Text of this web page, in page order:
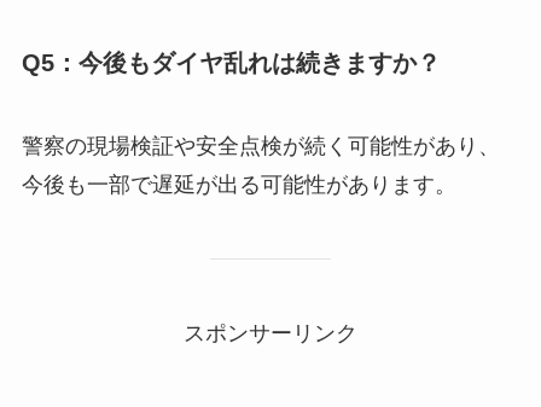
Q5：今後もダイヤ乱れは続きますか？
警察の現場検証や安全点検が続く可能性があり、
今後も一部で遅延が出る可能性があります。
スポンサーリンク